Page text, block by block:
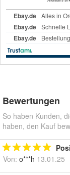
Bewertungen
So haben Kunden,
haben, den Kauf
Von: o***h 13.01.25